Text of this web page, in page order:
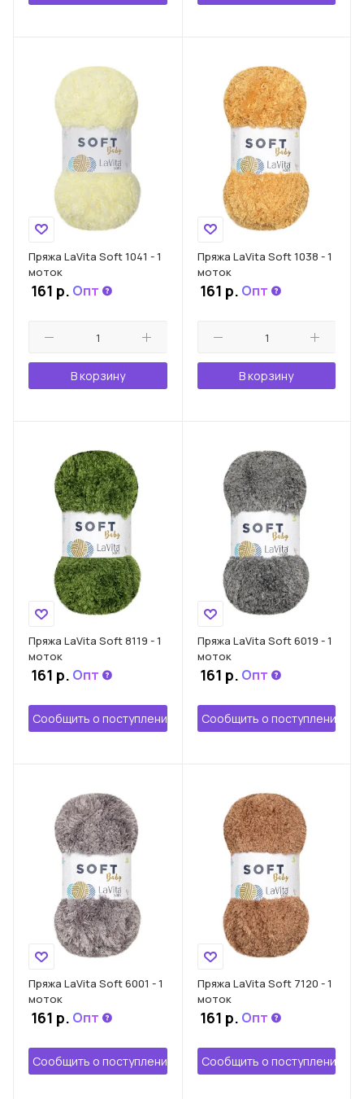
Пряжа LaVita Soft 1041 - 1
моток
161 р. Опт
В корзину
Пряжа LaVita Soft 1038 - 1
моток
161 р. Опт
В корзину
Пряжа LaVita Soft 8119 - 1
моток
161 р. Опт
Сообщить о поступлении
Пряжа LaVita Soft 6019 - 1
моток
161 р. Опт
Сообщить о поступлении
Пряжа LaVita Soft 6001 - 1
моток
161 р. Опт
Сообщить о поступлении
Пряжа LaVita Soft 7120 - 1
моток
161 р. Опт
Сообщить о поступлении